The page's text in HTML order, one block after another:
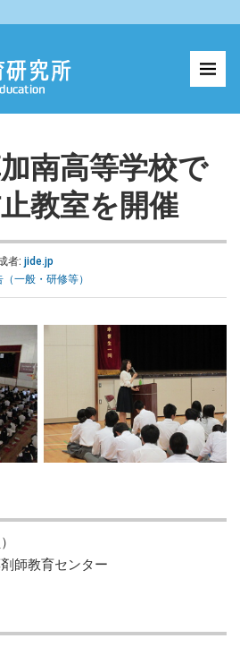
南高等学校で
教室を開催
者: jide.jp
一般・研修等）
師教育センター